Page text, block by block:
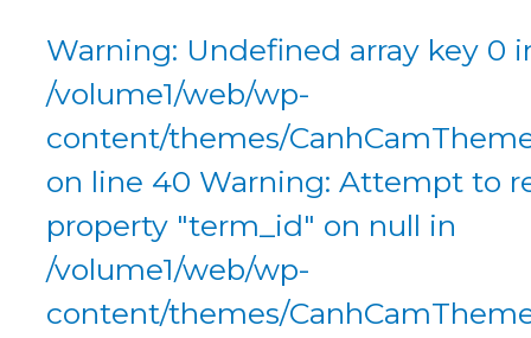
Warning: Undefined array key 0
/volume1/web/wp-
content/themes/
on line 40 Warning: Attempt to
property "term_id" on null in
/volume1/web/wp-
content/themes/